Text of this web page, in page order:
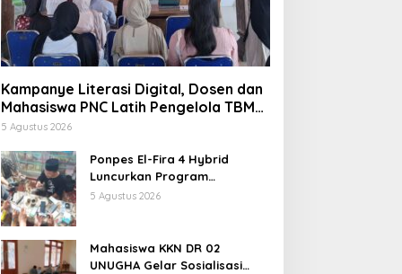
Kampanye Literasi Digital, Dosen dan
Mahasiswa PNC Latih Pengelola TBM
Pojok Pustaka Majenang Produksi
5 Agustus 2026
Ponpes El-Fira 4 Hybrid
Luncurkan Program
JunioSmart, Wujudkan
5 Agustus 2026
Mahasiswa KKN DR 02
UNUGHA Gelar Sosialisasi